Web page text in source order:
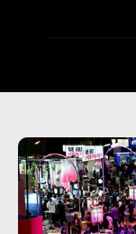
Mega
etkinlik